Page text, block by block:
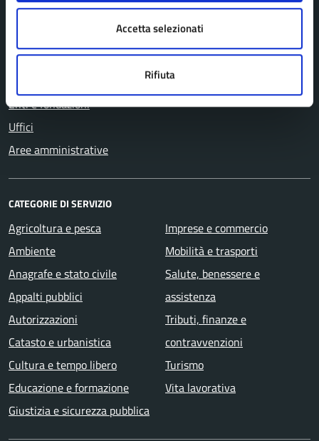
Accetta selezionati
Rifiuta
AMMINISTRAZIONE
Personale amministrativo
Enti e fondazioni
Uffici
Aree amministrative
CATEGORIE DI SERVIZIO
Agricoltura e pesca
Ambiente
Anagrafe e stato civile
Appalti pubblici
Autorizzazioni
Catasto e urbanistica
Cultura e tempo libero
Educazione e formazione
Giustizia e sicurezza pubblica
Imprese e commercio
Mobilità e trasporti
Salute, benessere e
assistenza
Tributi, finanze e
contravvenzioni
Turismo
Vita lavorativa